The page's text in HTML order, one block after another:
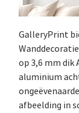
GalleryPrint
op 3,6 mm dik
aluminium
afbeelding in